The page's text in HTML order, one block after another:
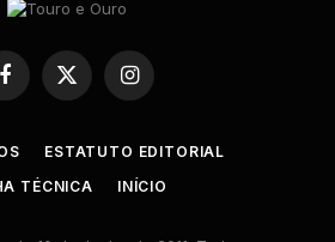
Facebook
X
(Twitter)
Instagram
ESTATUTO EDITORIAL
TÉCNICA
INÍCIO